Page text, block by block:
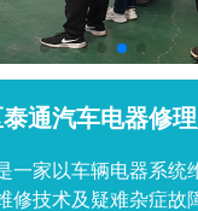
通汽车电器修
一家以车辆电器系统
修技术及疑难杂症故